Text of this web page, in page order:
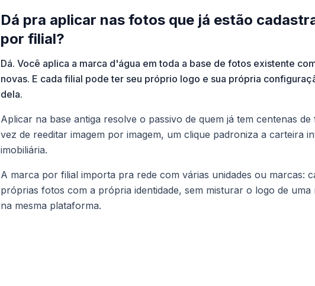
Dá pra aplicar nas fotos que já estão
por filial?
Dá. Você aplica a marca d'água em toda a base de fotos existente
novas. E cada filial pode ter seu próprio logo e sua própria
dela.
Aplicar na base antiga resolve o passivo de quem já tem centenas
vez de reeditar imagem por imagem, um clique padroniza a carteira
imobiliária.
A marca por filial importa pra rede com várias unidades ou marcas:
próprias fotos com a própria identidade, sem misturar o logo de
na mesma plataforma.